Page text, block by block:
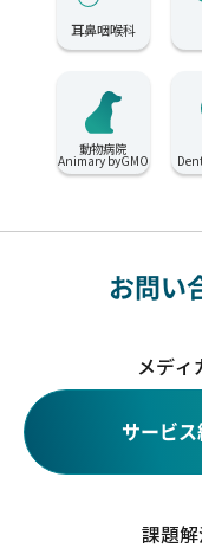
耳鼻咽喉科
動物病院
Animary byGMO
お問い
メディ
サービ
課題